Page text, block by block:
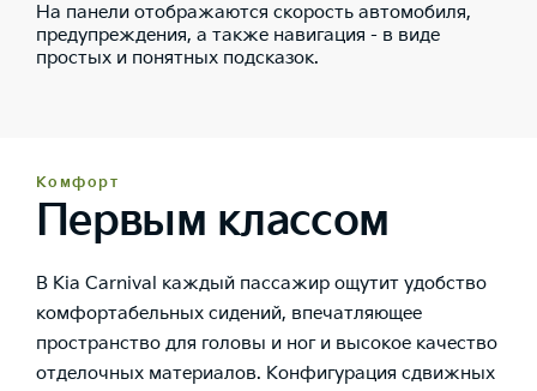
На панели отображаются скорость автомобиля,
предупреждения, а также навигация - в виде
простых и понятных подсказок.
Комфорт
Первым классом
В Kia Carnival каждый пассажир ощутит удобство
комфортабельных сидений, впечатляющее
пространство для головы и ног и высокое качество
отделочных материалов. Конфигурация сдвижных